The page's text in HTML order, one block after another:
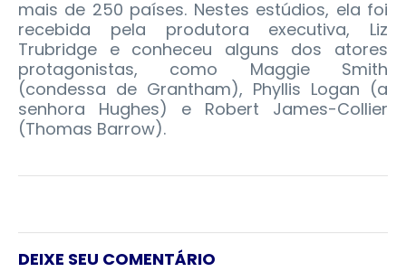
mais de 250 países. Nestes estúdios, ela foi
recebida pela produtora executiva, Liz
Trubridge e conheceu alguns dos atores
protagonistas, como Maggie Smith
(condessa de Grantham), Phyllis Logan (a
senhora Hughes) e Robert James-Collier
(Thomas Barrow).
DEIXE SEU COMENTÁRIO